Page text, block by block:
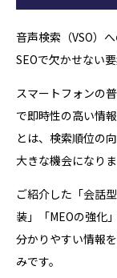
音声検索（VSO）
SEOで欠かせない
スマートフォンの
で即時性の高い情
とは、検索順位の
大きな機会になりま
ご紹介した「会話
装」「MEOの強化
分かりやすい情報
みです。